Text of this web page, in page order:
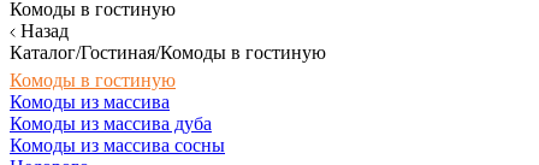
Комоды в гостиную
Назад
Каталог/Гостиная/Комоды в гостиную
Комоды в гостиную
Комоды из массива
Комоды из массива дуба
Комоды из массива сосны